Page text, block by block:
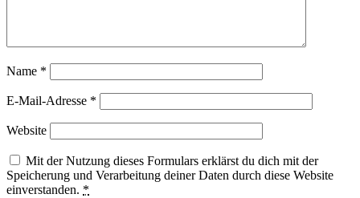
Name *
E-Mail-Adresse *
Website
Mit der Nutzung dieses Formulars erklärst du dich mit der
Speicherung und Verarbeitung deiner Daten durch diese Website
einverstanden. *